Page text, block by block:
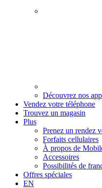
Découvrez nos
Vendez votre téléphone
Trouvez un magasin
Plus
Prenez un rendez
Forfaits cellulaires
À propos de
Accessoires
Possibilités de
Offres spéciales
EN